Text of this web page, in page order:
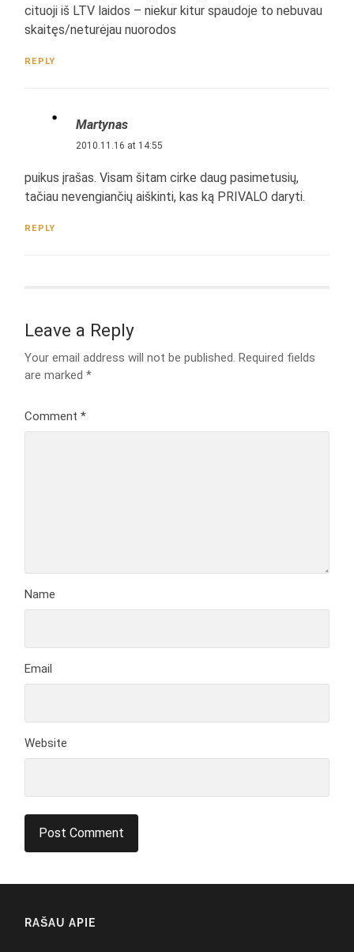
cituoji iš LTV laidos – niekur kitur spaudoje to nebuvau
skaitęs/neturėjau nuorodos
REPLY
Martynas
2010.11.16 at 14:55
puikus įrašas. Visam šitam cirke daug pasimetusių,
tačiau nevengiančių aiškinti, kas ką PRIVALO daryti.
REPLY
Leave a Reply
Your email address will not be published. Required fields
are marked*
Comment*
Name
Email
Website
RAŠAU APIE